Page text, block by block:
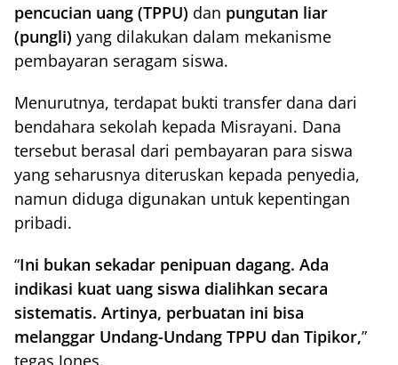
pencucian uang (TPPU) dan pungutan liar
(pungli) yang dilakukan dalam mekanisme
pembayaran seragam siswa.
Menurutnya, terdapat bukti transfer dana dari
bendahara sekolah kepada Misrayani. Dana
tersebut berasal dari pembayaran para siswa
yang seharusnya diteruskan kepada penyedia,
namun diduga digunakan untuk kepentingan
pribadi.
“Ini bukan sekadar penipuan dagang. Ada
indikasi kuat uang siswa dialihkan secara
sistematis. Artinya, perbuatan ini bisa
melanggar Undang-Undang TPPU dan Tipikor,”
tegas Jones.